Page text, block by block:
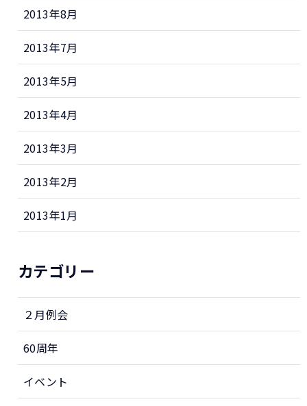
2013年8月
2013年7月
2013年5月
2013年4月
2013年3月
2013年2月
2013年1月
カテゴリー
２月例会
60周年
イベント